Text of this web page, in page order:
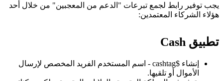
يجب توفير رابط لجمع تبرعات "الدعم من المعجبين" من خلال أحد
هؤلاء الشركاء المعتمدين:
تطبيق Cash
إنشاء $cashtag - اسم المستخدم الفريد المخصص لإرسال
الأموال أو تلقيها.